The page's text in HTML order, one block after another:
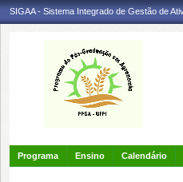
SIGAA - Sistema Integrado de Gestão de
Programa Ensino Calendário